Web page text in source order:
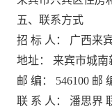
五、联系方式
招 标 人： 广西来
地址：
来宾市城
邮 编：
546100 邮
联 系 人： 潘思界